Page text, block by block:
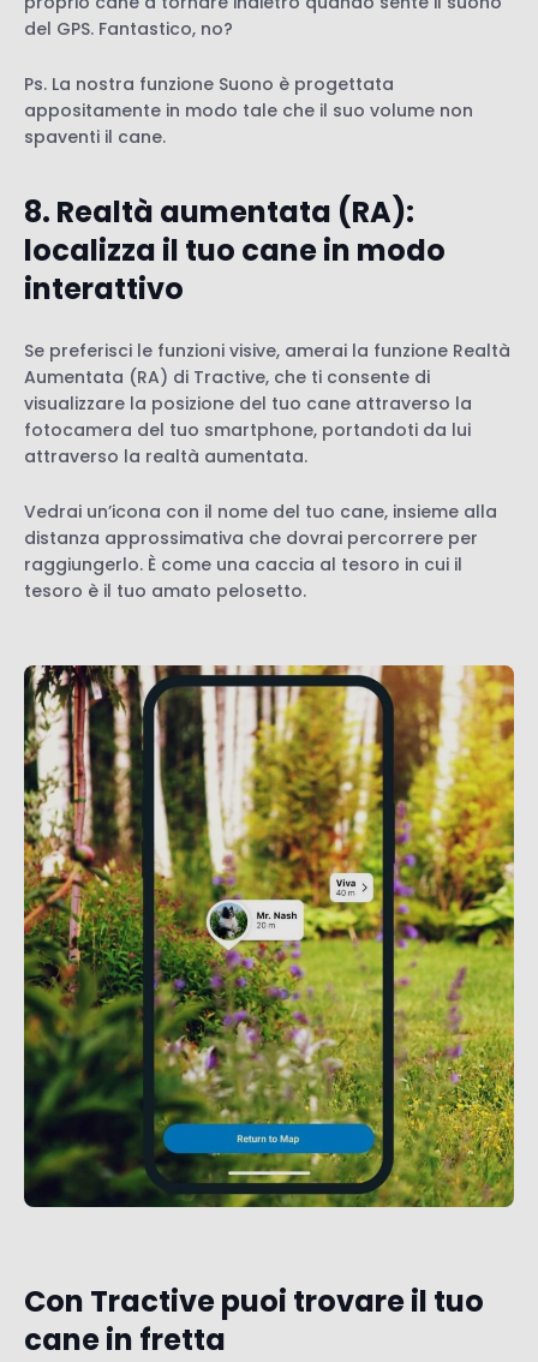
del GPS. Fantastico, no?
Ps. La nostra funzione Suono è progettata
appositamente in modo tale che il suo volume non
spaventi il cane.
8. Realtà aumentata (RA):
localizza il tuo cane in modo
interattivo
Se preferisci le funzioni visive, amerai la funzione Realtà
Aumentata (RA) di Tractive, che ti consente di
visualizzare la posizione del tuo cane attraverso la
fotocamera del tuo smartphone, portandoti da lui
attraverso la realtà aumentata.
Vedrai un’icona con il nome del tuo cane, insieme alla
distanza approssimativa che dovrai percorrere per
raggiungerlo. È come una caccia al tesoro in cui il
tesoro è il tuo amato pelosetto.
Con Tractive puoi trovare il tuo
cane in fretta